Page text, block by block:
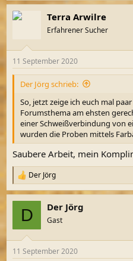
a
k
e
n
Terra Arwilre
Erfahrener Sucher
11 September 2020
Der Jörg schrieb:
So, jetzt zeige ich euch mal
Forumsthema am ehsten
einer Schweißverbindung von
wurden die Proben mittels
Saubere Arbeit, mein
R
e
a
e
Der Jörg
D Der Jörg
Gast
11 September 2020